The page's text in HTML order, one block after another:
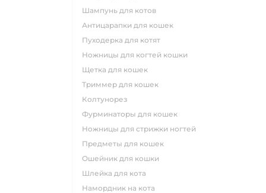
шампунь для котов
антицарапки для кошек
пуходерка для котят
ножницы для когтей кошки
щетка для кошек
триммер для кошек
колтунорез
фурминаторы для кошек
ножницы для стрижки ногтей
предметы для кошек
ошейник для кошки
шлейка для кота
намордник на кота